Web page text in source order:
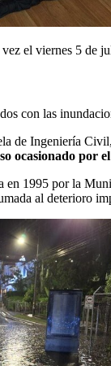
el viernes 5
con las
de Ingeniería
ocasionado
1995 por la
al deterioro